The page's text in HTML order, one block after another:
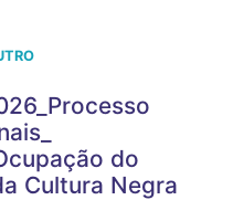
do
Cultura Negra